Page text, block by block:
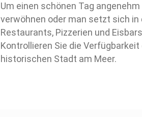
Um einen schönen Tag
verwöhnen oder man setzt sich
Restaurants, Pizzerien und
Kontrollieren Sie die
historischen Stadt am Meer.